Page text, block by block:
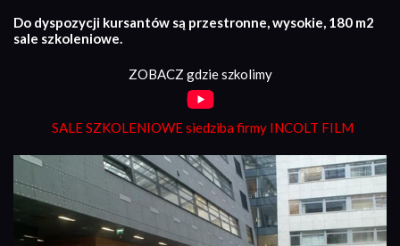
Do dyspozycji kursantów są przestronne, wysokie, 180 m2
sale szkoleniowe.
ZOBACZ gdzie szkolimy
SALE SZKOLENIOWE siedziba firmy INCOLT FILM